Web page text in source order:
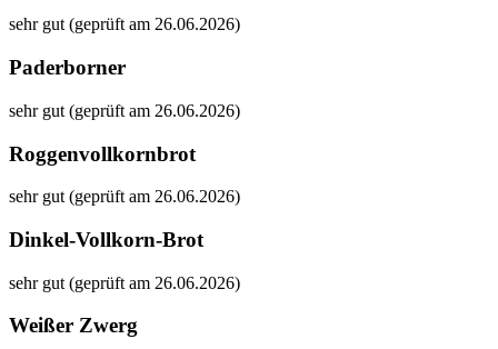
sehr gut (geprüft am 26.06.2026)
Paderborner
sehr gut (geprüft am 26.06.2026)
Roggenvollkornbrot
sehr gut (geprüft am 26.06.2026)
Dinkel-Vollkorn-Brot
sehr gut (geprüft am 26.06.2026)
Weißer Zwerg